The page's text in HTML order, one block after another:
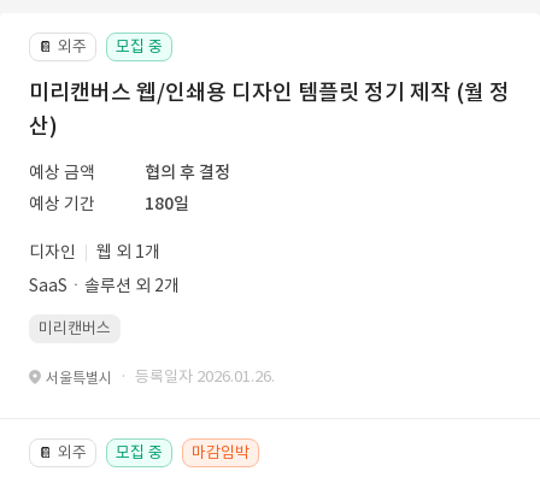
📔 외주 모집 중
미리캔버스 웹/인쇄용 디자인 템플릿 정기 제작 (월 정
산)
예상 금액
협의 후 결정
예상 기간
180일
디자인
웹 외 1개
SaaSㆍ솔루션 외 2개
미리캔버스
서울특별시 · 등록일자 2026.01.26.
📔 외주 모집 중 마감임박